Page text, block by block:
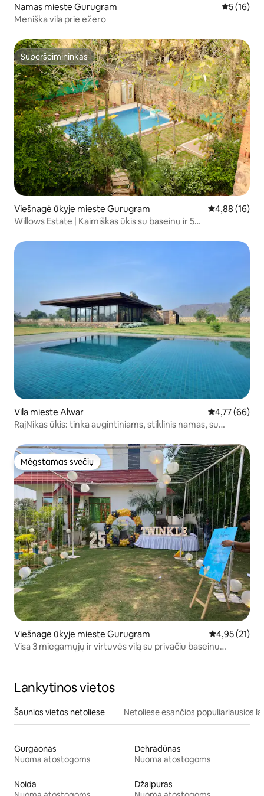
Namas mieste Gurugram Vidutinis
5 (16)
Meniška vila prie ežero
Superšeimininkas
Superšeimininkas
Viešnagė ūkyje mieste Gurugram Vidutinis
4,88 (16)
Willows Estate | Kaimiškas ūkis su baseinu ir 5
Vila mieste Alwar Vidutinis
4,77 (66)
RajNikas ūkis: tinka augintiniams, stiklinis namas, su
Mėgstamas svečių
Mėgstamas svečių
Viešnagė ūkyje mieste Gurugram Vidutinis
4,95 (21)
Visa 3 miegamųjų ir virtuvės vilą su privačiu baseinu
Lankytinos vietos
Šaunios vietos netoliese Netoliese esančios populiariausios
Gurgaonas
Nuoma atostogoms
Dehradūnas
Nuoma atostogoms
Noida
Džaipuras